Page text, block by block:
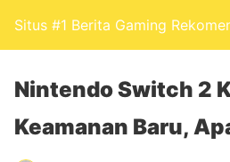
Situs #1 Berita Gaming
Nintendo Switch 2
Keamanan Baru,